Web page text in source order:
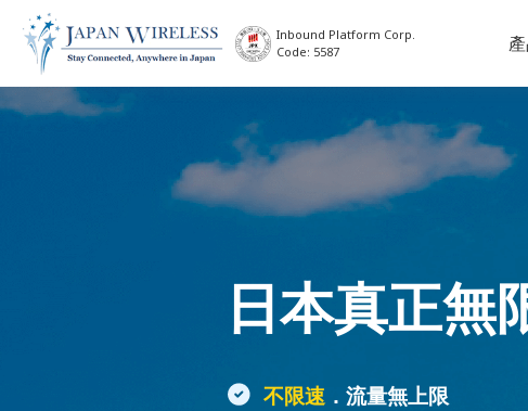
Inbound Platform Corp.
Code: 5587
日本真正無
不限速．流量無上限